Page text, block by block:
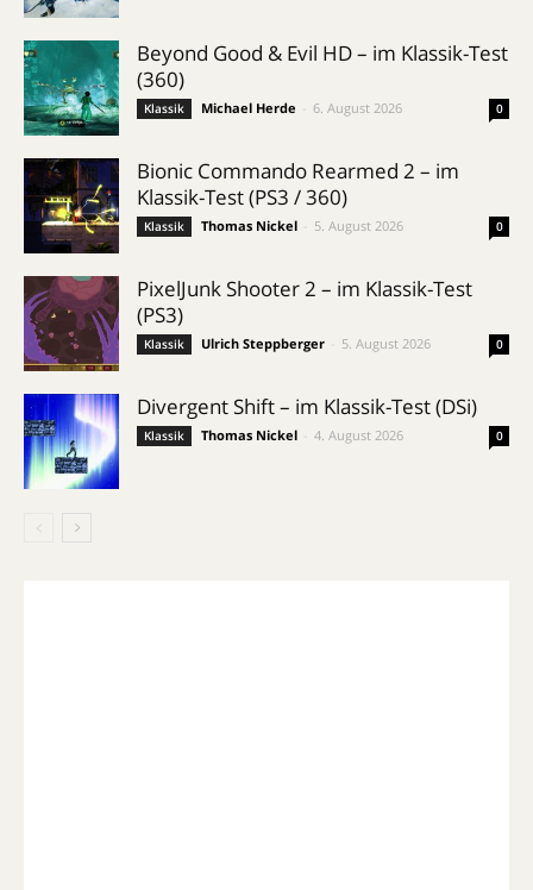
Beyond Good & Evil HD – im Klassik-Test
(360)
Klassik Michael Herde 6. August 2026 0
Bionic Commando Rearmed 2 – im
Klassik-Test (PS3 / 360)
Klassik Thomas Nickel 5. August 2026 0
PixelJunk Shooter 2 – im Klassik-Test
(PS3)
Klassik Ulrich Steppberger 5. August 2026 0
Divergent Shift – im Klassik-Test (DSi)
Klassik Thomas Nickel 4. August 2026 0